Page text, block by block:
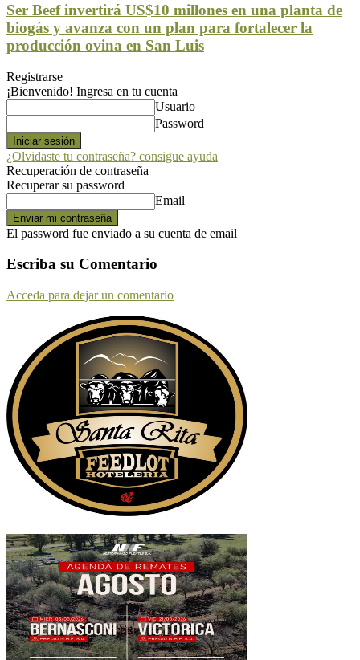
Ser Beef invertirá US$10 millones en una planta de
biogás y avanza con un plan para fortalecer la
producción ovina en San Luis
Registrarse
¡Bienvenido! Ingresa en tu cuenta
Usuario
Password
¿Olvidaste tu contraseña? consigue ayuda
Recuperación de contraseña
Recuperar su password
Email
El password fue enviado a su cuenta de email
Escriba su Comentario
Acceda para dejar un comentario